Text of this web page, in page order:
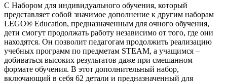
С Набором для индивидуального обучения, который
представляет собой значимое дополнение к другим наборам
LEGO® Education, предназначенным для очного обучения,
дети смогут продолжать работу независимо от того, где они
находятся. Он позволит педагогам продолжить реализацию
учебных программ по предметам STEAM, а учащимся –
добиваться высоких результатов даже при смешанном
формате обучения. В этот дополнительный набор,
включающий в себя 62 детали и предназначенный для